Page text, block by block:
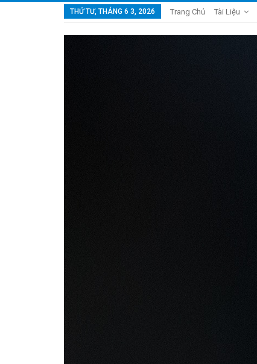
THỨ TƯ, THÁNG 6 3, 2026 Trang Chủ Tài Liệu